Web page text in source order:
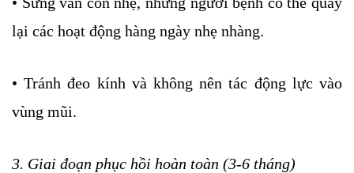
lại các hoạt động hàng ngày nhẹ nhàng.
• Tránh đeo kính và không nên tác động lực vào
vùng mũi.
3. Giai đoạn phục hồi hoàn toàn (3-6 tháng)